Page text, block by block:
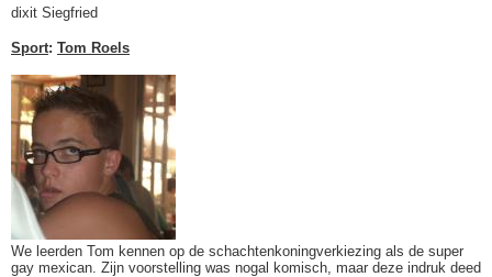
dixit Siegfried
Sport: Tom Roels
We leerden Tom kennen op de schachtenkoningverkiezing als de super
gay mexican. Zijn voorstelling was nogal komisch, maar deze indruk deed